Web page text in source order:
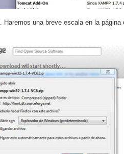
Haremos una breve escala en la